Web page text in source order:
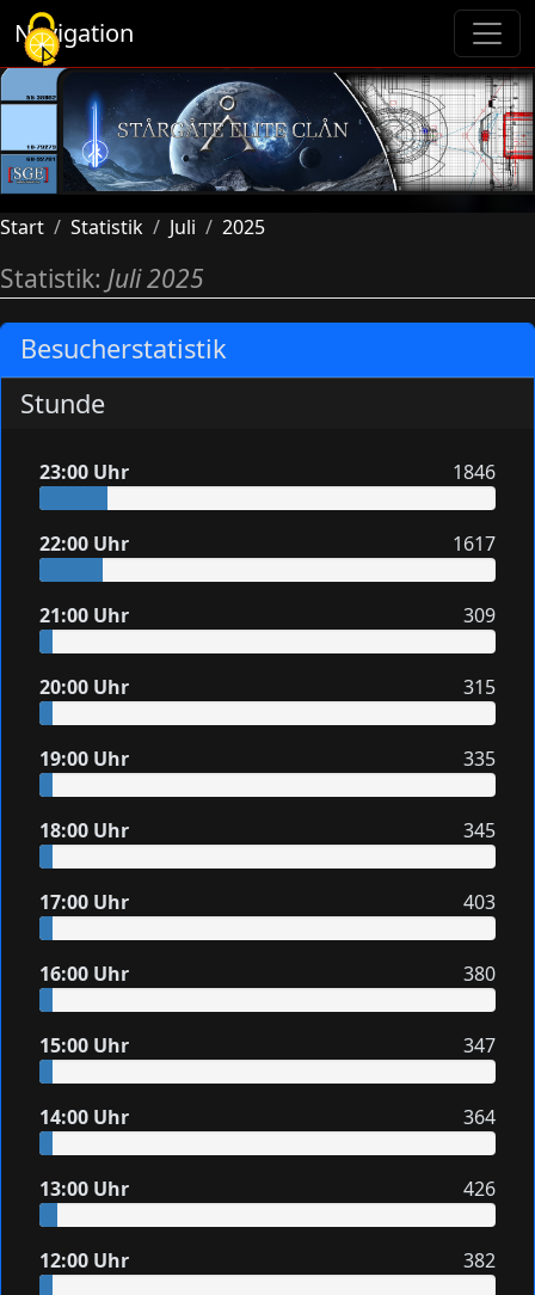
Navigation
Start Statistik Juli 2025
Statistik: Juli 2025
Besucherstatistik
Stunde
23:00 Uhr 1846
22:00 Uhr 1617
21:00 Uhr 309
20:00 Uhr 315
19:00 Uhr 335
18:00 Uhr 345
17:00 Uhr 403
16:00 Uhr 380
15:00 Uhr 347
14:00 Uhr 364
13:00 Uhr 426
12:00 Uhr 382
Cookie-Einstellungen